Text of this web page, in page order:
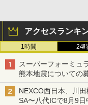
アクセスランキ
1時間 24
スーパーフォーミュ
熊本地震についての
NEXCO西日本、川
SA〜八代ICで8月9